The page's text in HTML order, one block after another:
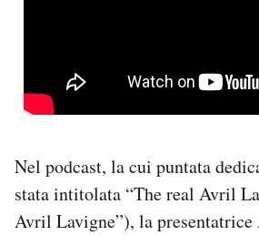
Nel podcast, la cui puntata
stata intitolata “The real Avril
Avril Lavigne”), la presentatrice